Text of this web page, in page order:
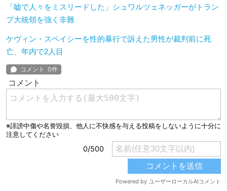
「嘘で人々をミスリードした」シュワルツェネッガーがトラン
プ大統領を強く非難
ケヴィン・スペイシーを性的暴行で訴えた男性が裁判前に死
亡、年内で2人目